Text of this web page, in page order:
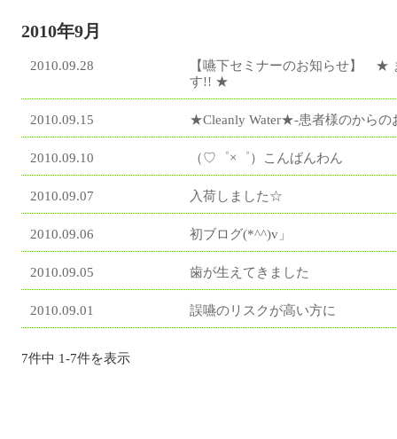
2010年9月
2010.09.28
【嚥下セミナーのお知らせ】 ★
す!! ★
2010.09.15 ★Cleanly Water★-患者様のから
2010.09.10 （♡゜×゜）こんばんわん
2010.09.07 入荷しました☆
2010.09.06 初ブログ(*^^)v」
2010.09.05 歯が生えてきました
2010.09.01 誤嚥のリスクが高い方に
7件中 1-7件を表示